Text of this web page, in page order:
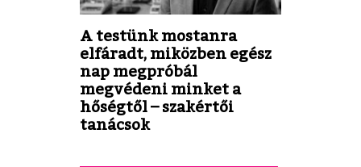
A testünk mostanra
elfáradt, miközben egész
nap megpróbál
megvédeni minket a
hőségtől – szakértői
tanácsok